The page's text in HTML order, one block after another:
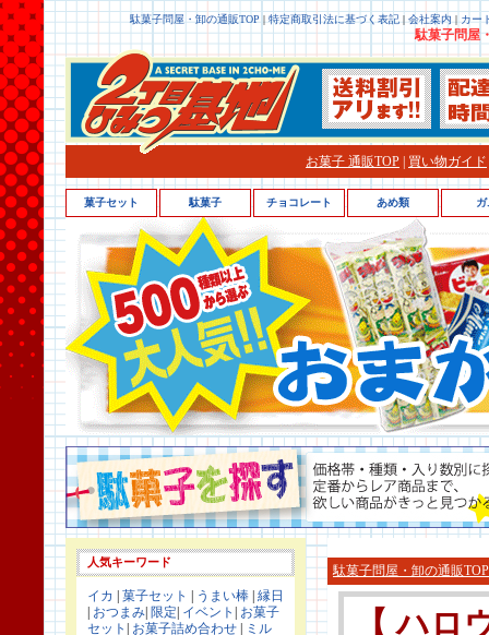
駄菓子問屋・卸の通販TOP | 特定商取引法に基づく表記 | 会社案内 | カー
駄菓子問屋
お菓子 通販TOP 買い物ガイド
人気キーワード
イカ 菓子セット うまい棒 縁日
おつまみ 限定 イベント
お菓子
セット
お菓子詰め合わせ
ミル
駄菓子問屋・卸の通販TOP
【 ハロ